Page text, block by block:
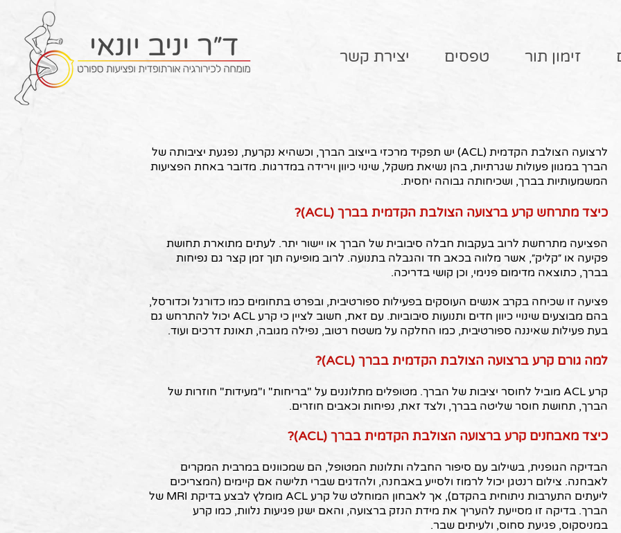
זימון תור טפסים יצירת קשר
לרצועה הצולבת הקדמית (ACL) יש תפקיד מרכזי בייצוב הברך, וכשהיא נקרעת, נפגעת יציבותה של
הברך במגוון פעולות שגרתיות, בהן נשיאת משקל, שינוי כיוון וירידה במדרגות. מדובר באחת הפציעות
המשמעותיות בברך, ושכיחותה גבוהה יחסית.
כיצד מתרחש קרע ברצועה הצולבת הקדמית בברך (ACL)?
הפציעה מתרחשת לרוב בעקבות חבלה סיבובית של הברך או יישור יתר. לעתים מתוארת תחושת
פקיעה או ״קליק״, אשר מלווה בכאב חד והגבלה בתנועה. לרוב מופיעה תוך זמן קצר גם נפיחות
בברך, כתוצאה מדימום פנימי, וכן קושי בדריכה.
פציעה זו שכיחה בקרב אנשים העוסקים בפעילות ספורטיבית, ובפרט בתחומים כמו כדורגל וכדורסל,
בהם מבוצעים שינויי כיוון חדים ותנועות סיבוביות. עם זאת, חשוב לציין כי קרע ACL יכול להתרחש גם
בעת פעילות שאיננה ספורטיבית, כמו החלקה על משטח רטוב, נפילה מגובה, תאונת דרכים ועוד.
למה גורם קרע ברצועה הצולבת הקדמית בברך (ACL)?
קרע ACL מוביל לחוסר יציבות של הברך. מטופלים מתלוננים על "בריחות" ו"מעידות" חוזרות של
הברך, תחושת חוסר שליטה בברך, ולצד זאת, נפיחות וכאבים חוזרים.
כיצד מאבחנים קרע ברצועה הצולבת הקדמית בברך (ACL)?
הבדיקה הגופנית, בשילוב עם סיפור החבלה ותלונות המטופל, הם שמכוונים במרבית המקרים
לאבחנה. צילום רנטגן יכול לרמוז ולסייע באבחנה, ולהדגים שברי תלישה אם קיימים (המצריכים
ליעתים התערבות ניתוחית בהקדם), אך לאבחון המוחלט של קרע ACL מומלץ לבצע בדיקת MRI של
הברך. בדיקה זו מסייעת להעריך את מידת הנזק ברצועה, והאם ישנן פגיעות נלוות, כמו קרע
במניסקוס, פגיעת סחוס, ולעיתים שבר.